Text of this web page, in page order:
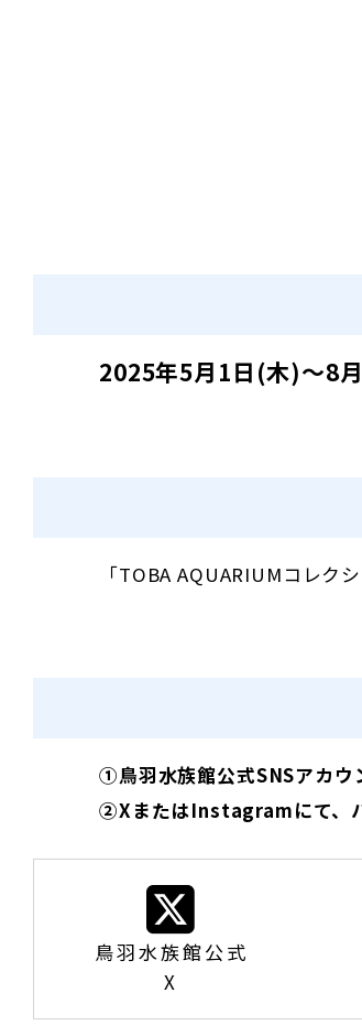
2025年5月1日(木)～8
「TOBA AQUARIUMコレク
①鳥羽水族館公式SNSアカウ
②XまたはInstagramにて、
鳥羽水族館公式
X